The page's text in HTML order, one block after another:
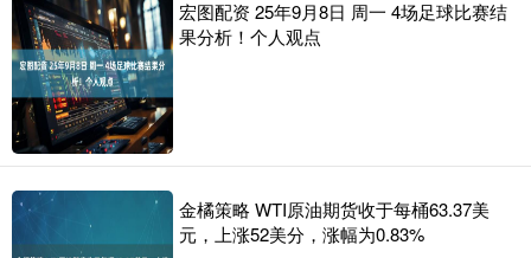
宏图配资 25年9月8日 周一 4场足球比赛结
果分析！个人观点
金橘策略 WTI原油期货收于每桶63.37美
元，上涨52美分，涨幅为0.83%